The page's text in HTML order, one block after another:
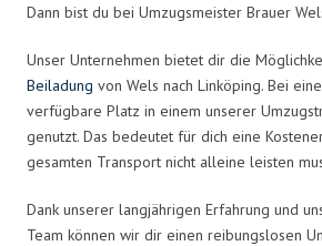
Dann bist du bei Umzugsmeister Brauer
Unser Unternehmen bietet dir die
Beiladung von Wels nach Linköping. Bei
verfügbare Platz in einem unserer
genutzt. Das bedeutet für dich eine
gesamten Transport nicht alleine leisten
Dank unserer langjährigen Erfahrung und
Team können wir dir einen reibungslosen